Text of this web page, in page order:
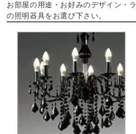
お部屋の用途・お好みのデザイン・
の照明器具をお選び下さい。